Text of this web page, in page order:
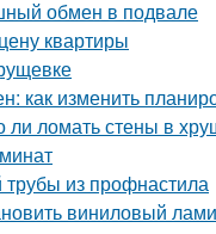
обмен в подвале
квартиры
как изменить
ломать стены в
трубы из профнастила
виниловый